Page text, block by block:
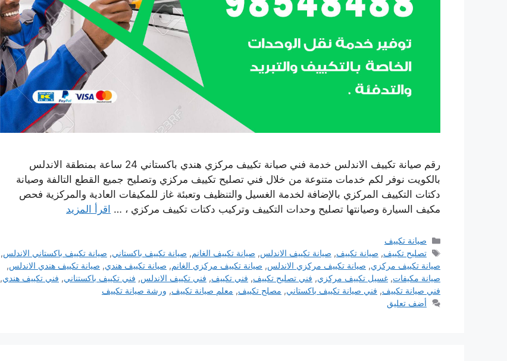
رقم صيانة تكييف الاندلس خدمة فني صيانة تكييف مركزي هندي باكستاني 24 ساعة بمنطقة الاندلس
بالكويت نوفر لكم خدمات متنوعة من خلال فني تصليح تكييف مركزي وتصليح جميع القطع التالفة وصيانة
دكتات التكييف المركزي بالإضافة لخدمة الغسيل والتنظيف وتعبئة غاز للمكيفات العادية والمركزية فحص
مكيف السيارة وصيانتها تصليح وحدات التكييف وتركيب دكتات تكييف مركزي ، … اقرأ المزيد
التصنيفات
صيانة تكييف
الوسوم
تصليح تكييف, صيانة تكييف, صيانة تكييف الاندلس, صيانة تكييف الغانم, صيانة تكييف باكستاني, صيانة تكييف باكستاني الاندلس,
صيانة تكييف مركزي, صيانة تكييف مركزي الاندلس, صيانة تكييف مركزي الغانم, صيانة تكييف هندي, صيانة تكييف هندي الاندلس,
صيانة مكيفات, غسيل تكييف مركزي, فني تصليح تكييف, فني تكييف, فني تكييف الاندلس, فني تكييف باكستناني, فني تكييف هندي,
فني صيانة تكييف, فني صيانة تكييف باكستاني, مصلح تكييف, معلم صيانة تكييف, ورشة صيانة تكييف
أضف تعليق